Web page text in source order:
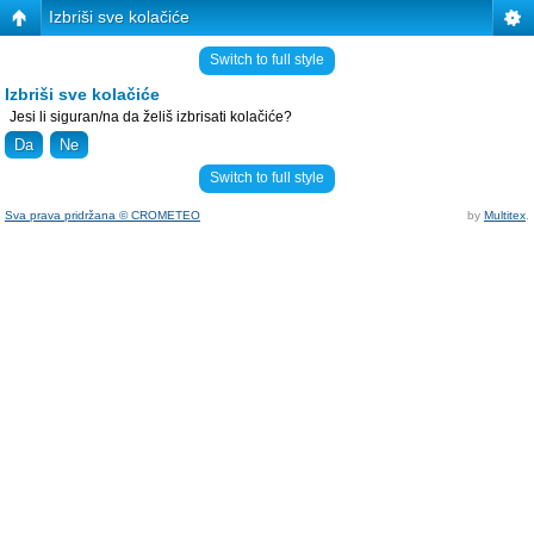
Izbriši sve kolačiće
Switch to full style
Izbriši sve kolačiće
Jesi li siguran/na da želiš izbrisati kolačiće?
Switch to full style
Sva prava pridržana © CROMETEO by Multitex